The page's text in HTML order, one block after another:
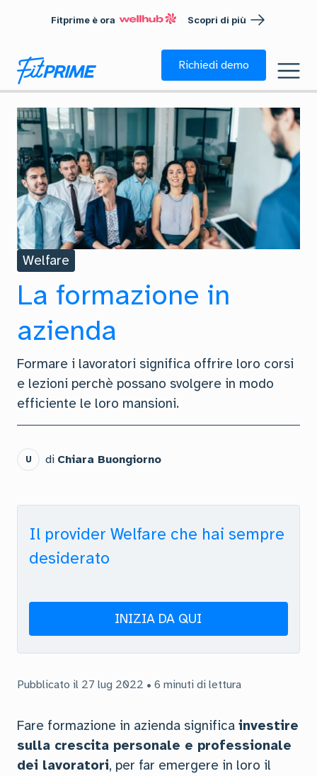
Fitprime è ora Scopri di più
Richiedi demo
Welfare
La formazione in
azienda
Formare i lavoratori significa offrire loro corsi
e lezioni perchè possano svolgere in modo
efficiente le loro mansioni.
U di Chiara Buongiorno
Il provider Welfare che hai sempre
desiderato
INIZIA DA QUI
Pubblicato il 27 lug 2022 • 6 minuti di lettura
Fare formazione in azienda significa investire
sulla crescita personale e professionale
dei lavoratori, per far emergere in loro il